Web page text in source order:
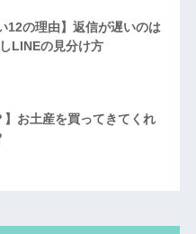
12の理由】返信が遅いのは
LINEの見分け方
】お土産を買ってきてくれ